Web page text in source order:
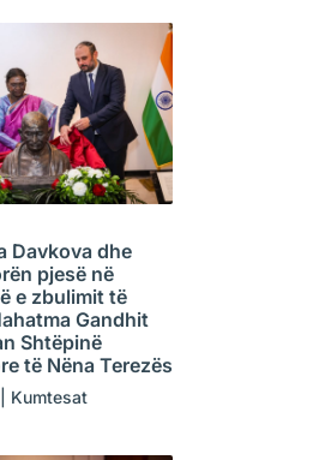
Davkova dhe
pjesë në
e zbulimit të
Gandhit
Shtëpinë
të Nëna Terezës
Kumtesat